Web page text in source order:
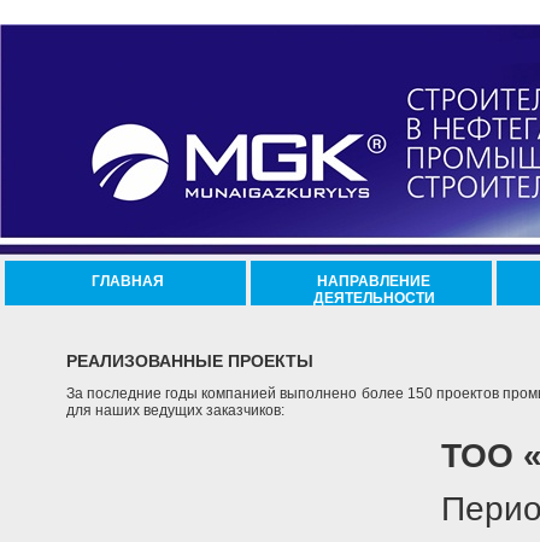
ГЛАВНАЯ
НАПРАВЛЕНИЕ
ДЕЯТЕЛЬНОСТИ
РЕАЛИЗОВАННЫЕ ПРОЕКТЫ
За последние годы компанией выполнено более 150 проектов
для наших ведущих заказчиков:
ТОО